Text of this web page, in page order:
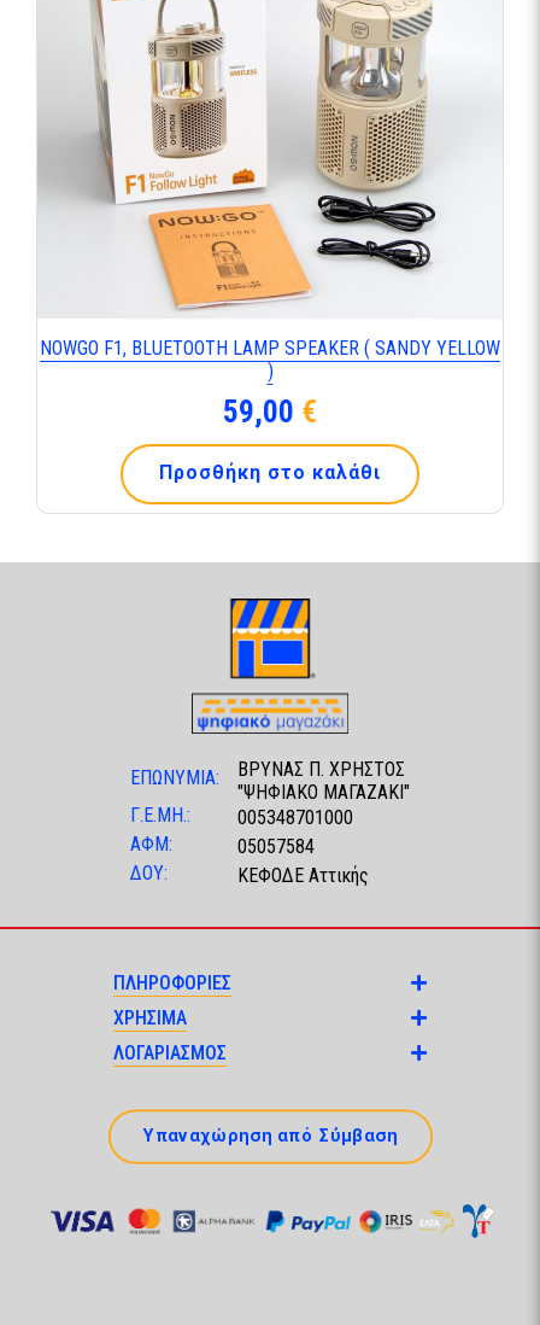
NOWGO F1, BLUETOOTH LAMP SPEAKER ( SANDY YELLOW
)
59,00 €
Προσθήκη στο καλάθι
ΕΠΩΝΥΜΙΑ:
ΒΡΥΝΑΣ Π. ΧΡΗΣΤΟΣ
"ΨΗΦΙΑΚΟ ΜΑΓΑΖΑΚΙ"
Γ.Ε.ΜΗ.:
005348701000
ΑΦΜ:
05057584
ΔΟΥ:
ΚΕΦΟΔΕ Αττικής
ΠΛΗΡΟΦΟΡΙΕΣ
ΧΡΗΣΙΜΑ
ΛΟΓΑΡΙΑΣΜΟΣ
Υπαναχώρηση από Σύμβαση